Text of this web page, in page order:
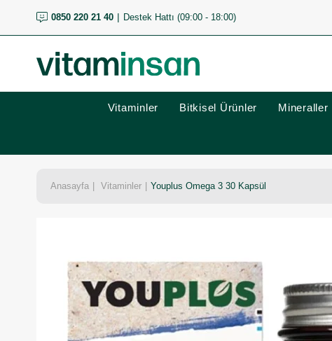
0850 220 21 40 Destek Hattı (09:00 - 18:00)
Vitaminler Bitkisel Ürünler Mineraller
Anasayfa Vitaminler Youplus Omega 3 30 Kapsül